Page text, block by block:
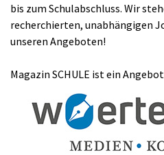
bis zum Schulabschluss. Wir
recherchierten, unabhängigen
unseren Angeboten!
Magazin SCHULE ist ein